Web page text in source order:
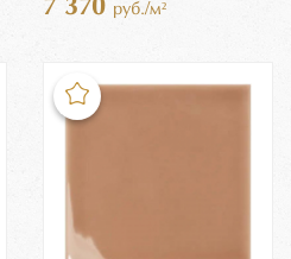
7 370 руб./м²